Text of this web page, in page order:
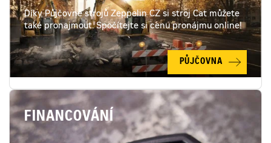
Díky Půjčovně strojů Zeppelin CZ si stroj Cat můžete
také pronajmout. Spočítejte si cenu pronájmu online!
PŮJČOVNA
FINANCOVÁNÍ